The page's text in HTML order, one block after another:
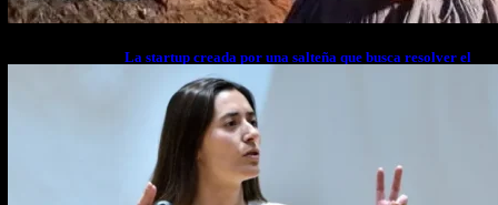
La startup creada por una salteña que busca resolver el
estrés financiero en Latinoamérica